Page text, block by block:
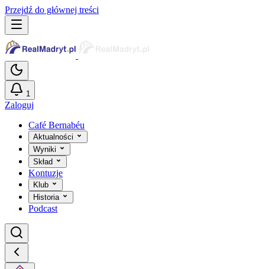
Przejdź do głównej treści
1
Zaloguj
Café Bernabéu
Aktualności
Wyniki
Skład
Kontuzje
Klub
Historia
Podcast